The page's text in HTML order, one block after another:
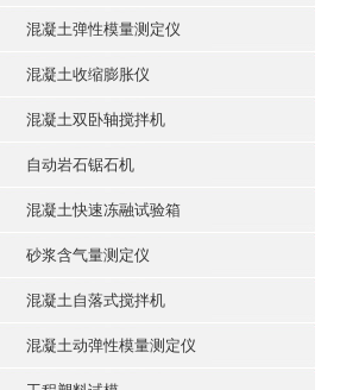
混凝土弹性模量测定仪
混凝土收缩膨胀仪
混凝土双卧轴搅拌机
自动岩石锯石机
混凝土快速冻融试验箱
砂浆含气量测定仪
混凝土自落式搅拌机
混凝土动弹性模量测定仪